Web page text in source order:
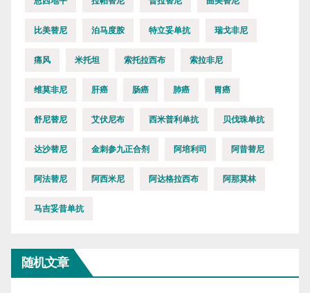
比美替尼 泊马度胺 特立妥单抗 瑞戈非尼
痛风 米托坦 索托拉西布 索拉非尼
维莫非尼 肝癌 肠癌 肺癌 胃癌
舒尼替尼 艾伏尼布 西米普利单抗 贝伐珠单抗
达沙替尼 金刺参九正合剂 阿培利司 阿昔替尼
阿法替尼 阿西米尼 阿达格拉西布 阿那莫林
马吉妥昔单抗
随机文章